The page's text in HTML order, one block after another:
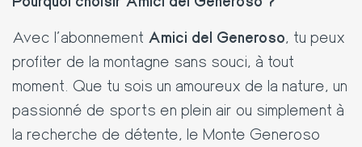
Avec l’abonnement Amici del Generoso, tu peux
profiter de la montagne sans souci, à tout
moment. Que tu sois un amoureux de la nature, un
passionné de sports en plein air ou simplement à
la recherche de détente, le Monte Generoso